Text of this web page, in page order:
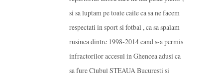
si sa luptam pe toate caile ca sa ne facem
respectati in sport si fotbal , ca sa spalam
rusinea dintre 1998-2014 cand s-a permis
infractorilor accesul in Ghencea adusi ca
sa fure Clubul STEAUA Bucuresti si